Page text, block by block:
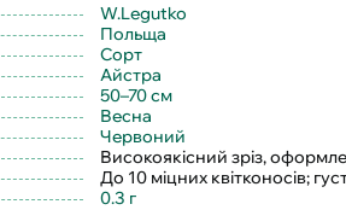
W.Legutko
Польща
Сорт
Айстра
50–70 см
Весна
Червоний
Високоякісний зріз,
До 10 міцних квітконосів;
0.3 г